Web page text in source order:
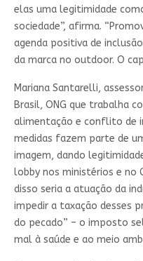
elas uma legitimidade
sociedade”, afirma.
agenda positiva de
da marca no outdoor. O
Mariana Santarelli,
Brasil, ONG que trabalha
alimentação e conflito de
medidas fazem parte de
imagem, dando
lobby nos ministérios e no
disso seria a atuação da
impedir a taxação desses
do pecado” – o imposto
mal à saúde e ao meio